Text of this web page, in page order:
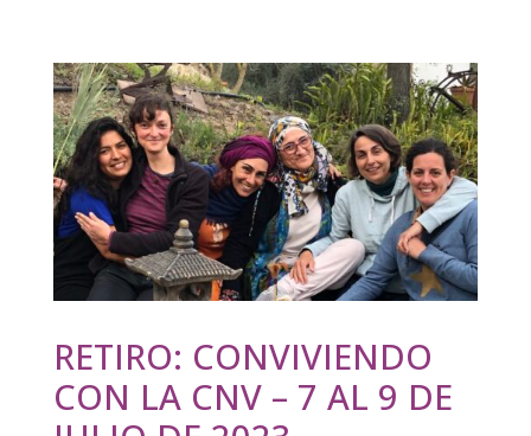
RETIRO: CONVIVIENDO
CON LA CNV – 7 AL 9 DE